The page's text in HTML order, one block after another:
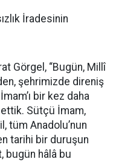
İradesinin
Görgel, “Bugün, Millî
şehrimizde direniş
bir kez daha
Sütçü İmam,
tüm Anadolu’nun
tarihi bir duruşun
bugün hâlâ bu